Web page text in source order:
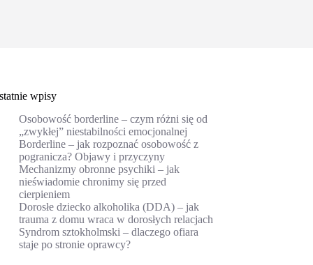
wpisy
Osobowość borderline – czym różni się od
„zwykłej” niestabilności emocjonalnej
Borderline – jak rozpoznać osobowość z
pogranicza? Objawy i przyczyny
Mechanizmy obronne psychiki – jak
nieświadomie chronimy się przed
cierpieniem
Dorosłe dziecko alkoholika (DDA) – jak
trauma z domu wraca w dorosłych relacjach
Syndrom sztokholmski – dlaczego ofiara
staje po stronie oprawcy?